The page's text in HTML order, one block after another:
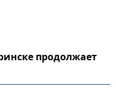
продолжает